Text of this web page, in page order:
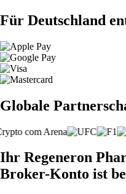
Für Deutschland
Globale
Ihr Regeneron
Broker-Konto ist